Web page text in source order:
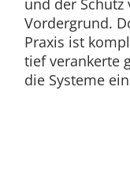
und der
Vordergrund.
Praxis ist
tief verankerte
die Systeme